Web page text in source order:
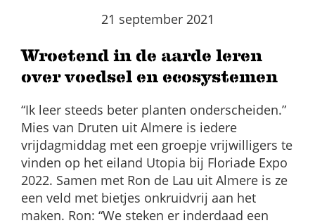
21 september 2021
Wroetend in de aarde leren
over voedsel en ecosystemen
“Ik leer steeds beter planten onderscheiden.”
Mies van Druten uit Almere is iedere
vrijdagmiddag met een groepje vrijwilligers te
vinden op het eiland Utopia bij Floriade Expo
2022. Samen met Ron de Lau uit Almere is ze
een veld met bietjes onkruidvrij aan het
maken. Ron: “We steken er inderdaad een